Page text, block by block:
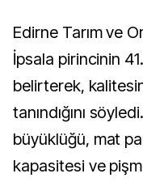
Edirne Tarım ve
İpsala pirincinin
belirterek,
tanındığını
büyüklüğü, mat
kapasitesi ve